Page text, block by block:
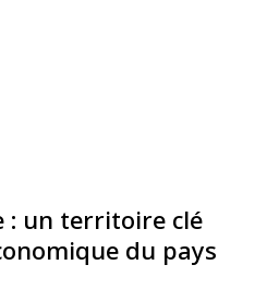
: un territoire clé
du pays